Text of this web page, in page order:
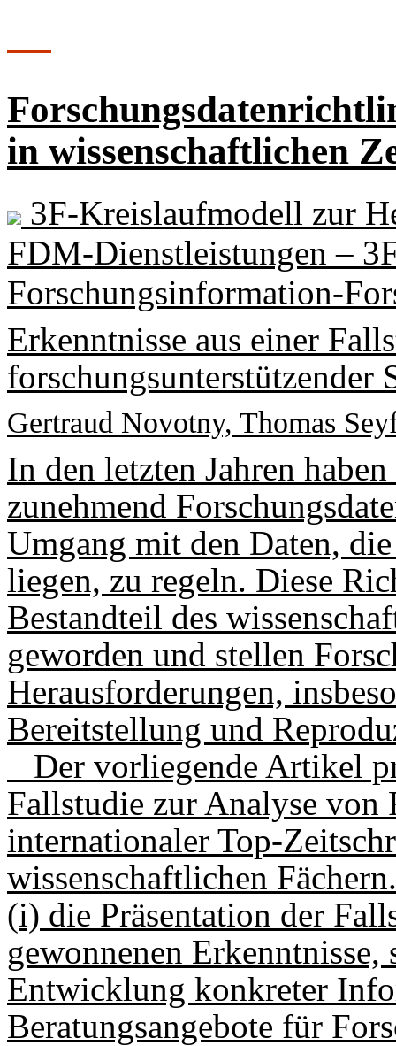
in wissenschaftlichen
3F-Kreislaufmodell zur
FDM-Dienstleistungen –
Forschungsinformation-
Erkenntnisse aus einer
forschungsunterstützender
Gertraud Novotny, Thomas
In den letzten Jahren
zunehmend
Umgang mit den Daten,
liegen, zu regeln. Diese
Bestandteil des
geworden und stellen
Herausforderungen,
Bereitstellung und
Der vorliegende Artikel
Fallstudie zur Analyse von
internationaler Top-
wissenschaftlichen
(i) die Präsentation der
gewonnenen
Entwicklung konkreter
Beratungsangebote für